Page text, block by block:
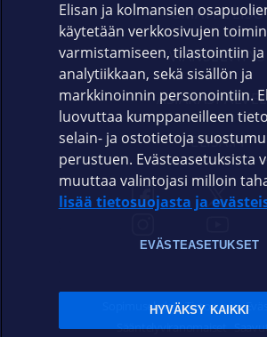
OMAYHTEISÖ
VIANSELVITYS
ELISA.FI
Sopimusehdot Tietosuoja
Sääntelyviranomaiset
Elisan ja kolmansien
käytetään verkkosivujen
varmistamiseen, tilastointiin ja
analytiikkaan, sekä sisällön ja
markkinoinnin personointiin.
luovuttaa kumppaneilleen
selain- ja ostotietoja
perustuen. Evästeasetuksista
muuttaa valintojasi milloin
lisää tietosuojasta ja
EVÄSTEASETUKSET
HYVÄKSY KAIKKI